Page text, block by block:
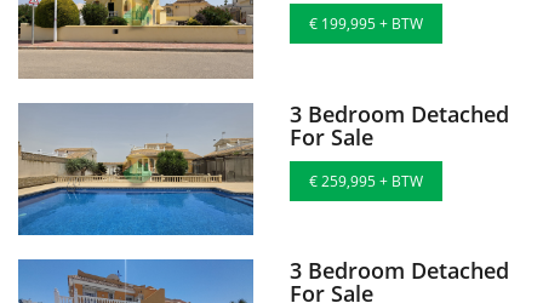
€ 199,995 + BTW
3 Bedroom Detached
For Sale
€ 259,995 + BTW
3 Bedroom Detached
For Sale